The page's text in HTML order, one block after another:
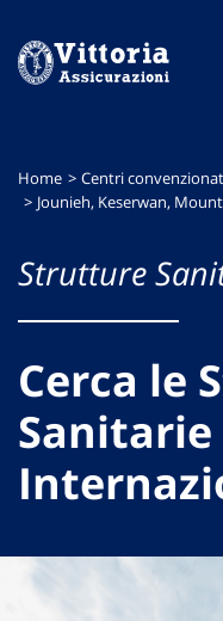
menu
contenuto
footer
Home
Centri
Jounieh, Keserwan,
Strutture
Cerca le
Sanitarie